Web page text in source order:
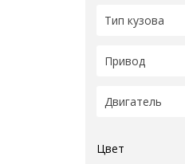
Цвет